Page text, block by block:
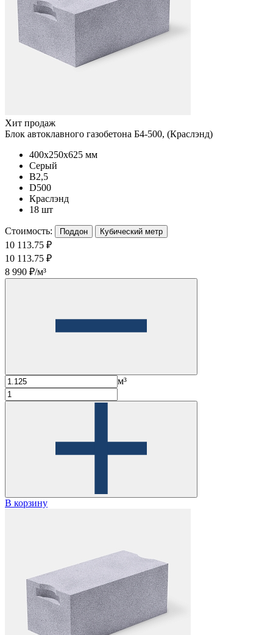
Хит продаж
Блок автоклавного газобетона Б4-500, (Краслэнд)
400x250x625 мм
Серый
B2,5
D500
Краслэнд
18 шт
Стоимость: Поддон Кубический метр
10 113.75 ₽
10 113.75 ₽
8 990 ₽/м³
м³
В корзину